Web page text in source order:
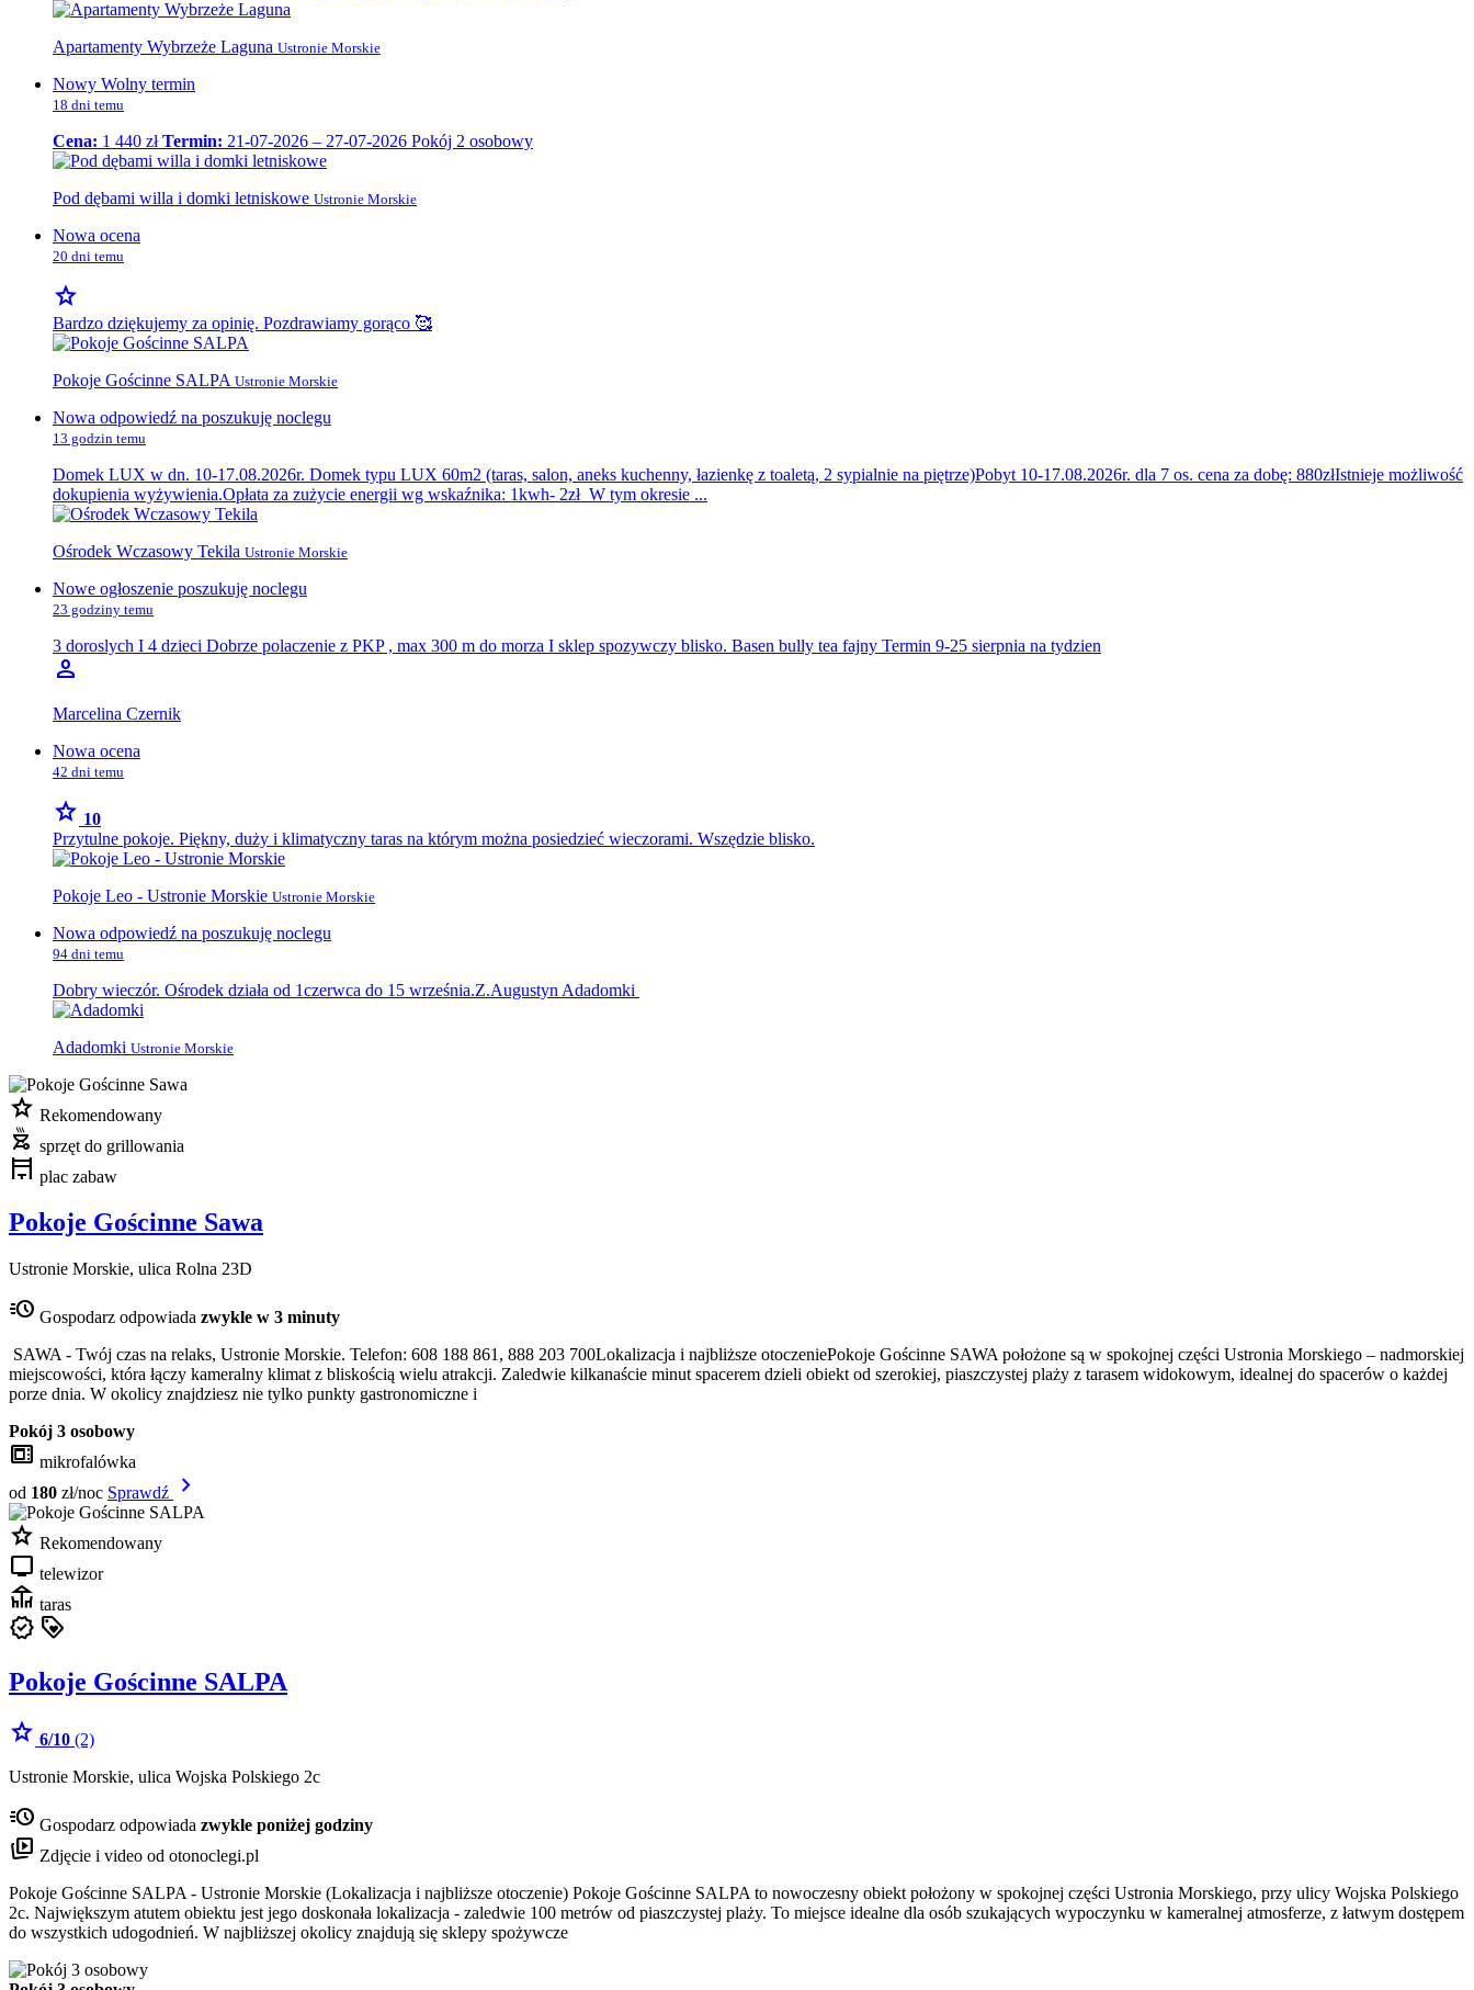
Apartamenty Wybrzeże Laguna Ustronie Morskie
Nowy Wolny termin
18 dni temu
Cena: 1 440 złTermin: 21-07-2026 – 27-07-2026 Pokój 2 osobowy
Pod dębami willa i domki letniskowe Ustronie Morskie
Nowa ocena
20 dni temu
star
Bardzo dziękujemy za opinię. Pozdrawiamy gorąco 🥰
Pokoje Gościnne SALPA Ustronie Morskie
Nowa odpowiedź na poszukuję noclegu
13 godzin temu
Domek LUX w dn. 10-17.08.2026r. Domek typu LUX 60m2 (taras, salon, aneks kuchenny, łazienkę z toaletą, 2 sypialnie na piętrze)Pobyt 10-17.08.2026r. dla 7 os. cena za dobę: 880złIstnieje możliwość
dokupienia wyżywienia.Opłata za zużycie energii wg wskaźnika: 1kwh- 2zł W tym okresie ...
Ośrodek Wczasowy Tekila Ustronie Morskie
Nowe ogłoszenie poszukuję noclegu
23 godziny temu
3 doroslych I 4 dzieci Dobrze polaczenie z PKP , max 300 m do morza I sklep spozywczy blisko. Basen bully tea fajny Termin 9-25 sierpnia na tydzien
person
Marcelina Czernik
Nowa ocena
42 dni temu
star 10
Przytulne pokoje. Piękny, duży i klimatyczny taras na którym można posiedzieć wieczorami. Wszędzie blisko.
Pokoje Leo - Ustronie Morskie Ustronie Morskie
Nowa odpowiedź na poszukuję noclegu
94 dni temu
Dobry wieczór. Ośrodek działa od 1czerwca do 15 września.Z.Augustyn Adadomki
Adadomki Ustronie Morskie
star Rekomendowany
outdoor_grill sprzęt do grillowania
pergola plac zabaw
Pokoje Gościnne Sawa
Ustronie Morskie, ulica Rolna 23D
acute Gospodarz odpowiada zwykle w 3 minuty
SAWA - Twój czas na relaks, Ustronie Morskie. Telefon: 608 188 861, 888 203 700Lokalizacja i najbliższe otoczeniePokoje Gościnne SAWA położone są w spokojnej części Ustronia Morskiego – nadmorskiej
miejscowości, która łączy kameralny klimat z bliskością wielu atrakcji. Zaledwie kilkanaście minut spacerem dzieli obiekt od szerokiej, piaszczystej plaży z tarasem widokowym, idealnej do spacerów o każdej
porze dnia. W okolicy znajdziesz nie tylko punkty gastronomiczne i
Pokój 3 osobowy
microwave_gen mikrofalówka
od 180 zł/noc Sprawdź
chevron_right
star Rekomendowany
tv telewizor
deck taras
verified loyalty
Pokoje Gościnne SALPA
star 6/10 (2)
Ustronie Morskie, ulica Wojska Polskiego 2c
acute Gospodarz odpowiada zwykle poniżej godziny
animated_images Zdjęcie i video od otonoclegi.pl
Pokoje Gościnne SALPA - Ustronie Morskie (Lokalizacja i najbliższe otoczenie) Pokoje Gościnne SALPA to nowoczesny obiekt położony w spokojnej części Ustronia Morskiego, przy ulicy Wojska Polskiego
2c. Największym atutem obiektu jest jego doskonała lokalizacja - zaledwie 100 metrów od piaszczystej plaży. To miejsce idealne dla osób szukających wypoczynku w kameralnej atmosferze, z łatwym dostępem
do wszystkich udogodnień. W najbliższej okolicy znajdują się sklepy spożywcze